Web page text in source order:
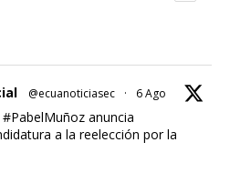
@ecuanoticiasec · 6 Ago
#PabelMuñozanuncia
a la reelección por la